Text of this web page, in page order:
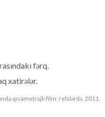
fərq.
xatirələr.
qısametrajlı film: relslərdə, 2011.